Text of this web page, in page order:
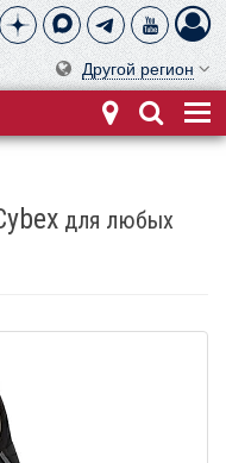
Другой регион
для любых